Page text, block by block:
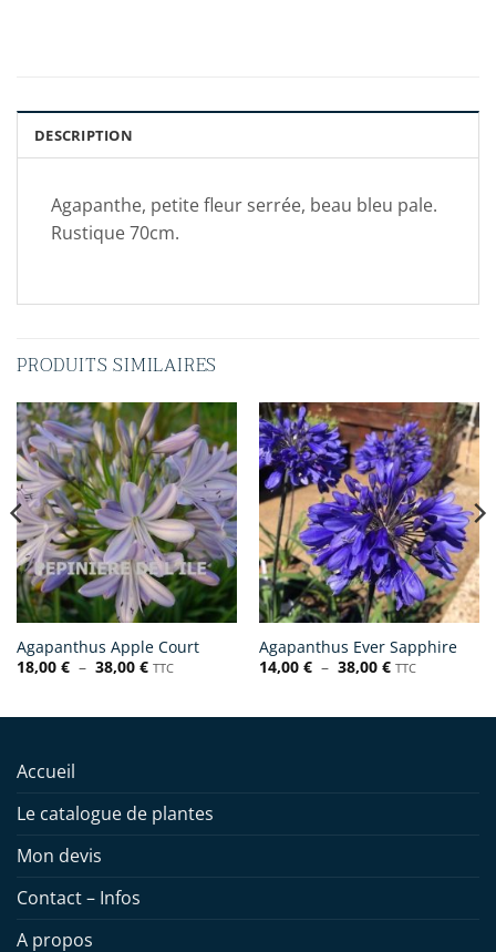
DESCRIPTION
Agapanthe, petite fleur serrée, beau bleu pale.
Rustique 70cm.
PRODUITS SIMILAIRES
Agapanthus Apple Court
18,00 € – 38,00 €Plage
à
TTC
Agapanthus Ever Sapphire
14,00 € – 38,00 €Plage
à
TTC
Accueil
Le catalogue de plantes
Mon devis
Contact – Infos
A propos